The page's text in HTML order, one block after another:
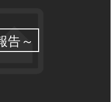
告～